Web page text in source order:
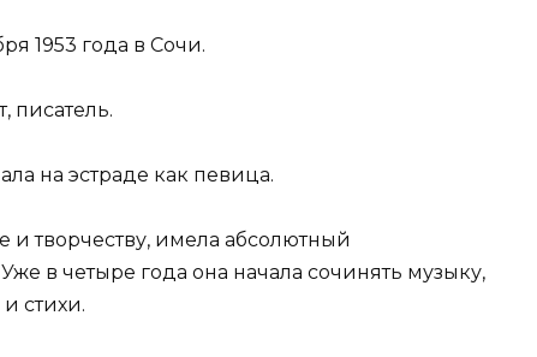
1953 года в Сочи.
писатель.
на эстраде как певица.
и творчеству, имела абсолютный
в четыре года она начала сочинять музыку,
стихи.